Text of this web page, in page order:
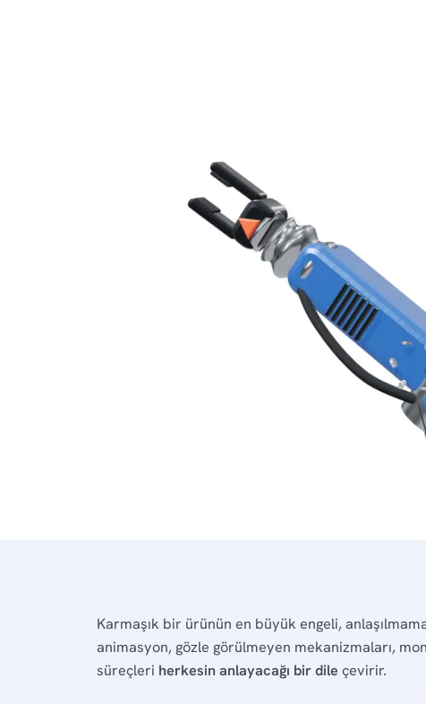
Karmaşık bir ürünün en büyük engeli,
animasyon, gözle görülmeyen mekanizmaları,
süreçleri herkesin anlayacağı bir dile çevirir.